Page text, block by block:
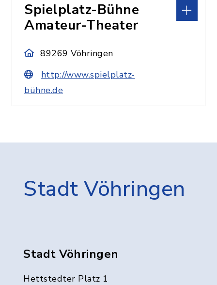
Spielplatz-Bühne
Amateur-Theater
89269 Vöhringen
http://www.spielplatz-
bühne.de
Stadt Vöhringen
Stadt Vöhringen
Hettstedter Platz 1